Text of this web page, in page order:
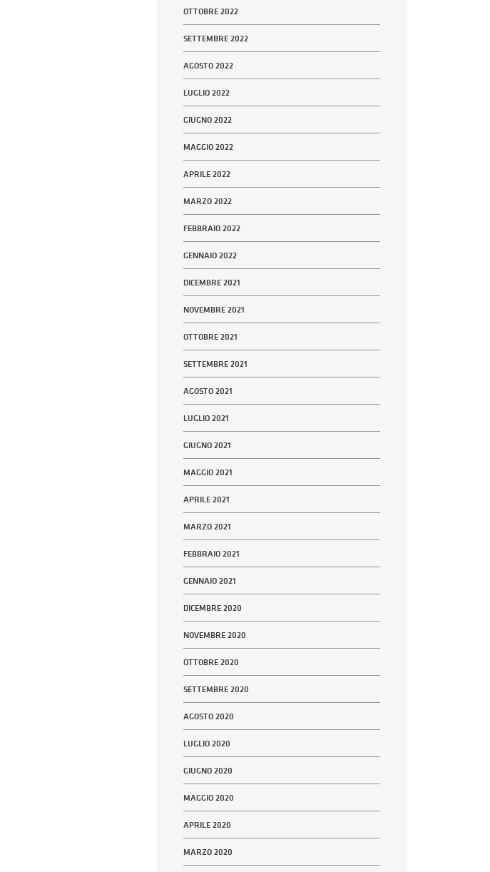
OTTOBRE 2022
SETTEMBRE 2022
AGOSTO 2022
LUGLIO 2022
GIUGNO 2022
MAGGIO 2022
APRILE 2022
MARZO 2022
FEBBRAIO 2022
GENNAIO 2022
DICEMBRE 2021
NOVEMBRE 2021
OTTOBRE 2021
SETTEMBRE 2021
AGOSTO 2021
LUGLIO 2021
GIUGNO 2021
MAGGIO 2021
APRILE 2021
MARZO 2021
FEBBRAIO 2021
GENNAIO 2021
DICEMBRE 2020
NOVEMBRE 2020
OTTOBRE 2020
SETTEMBRE 2020
AGOSTO 2020
LUGLIO 2020
GIUGNO 2020
MAGGIO 2020
APRILE 2020
MARZO 2020